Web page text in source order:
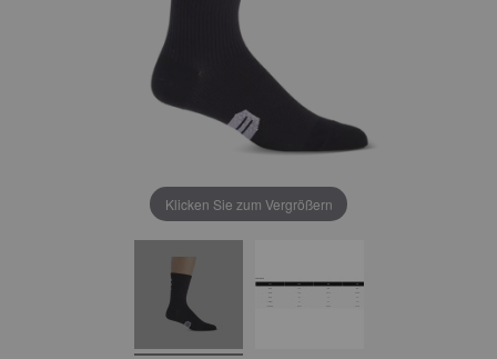
Klicken Sie zum Vergrößern